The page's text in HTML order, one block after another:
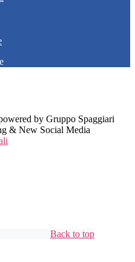
by Gruppo Spaggiari
& New Social Media
Back to top